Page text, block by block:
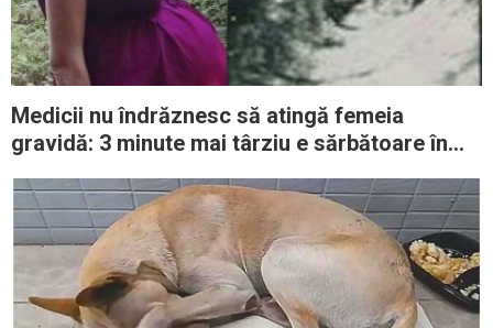
Medicii nu îndrăznesc să atingă femeia
gravidă: 3 minute mai târziu e sărbătoare în